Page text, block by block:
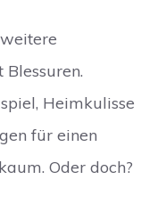
Heimkulisse
für einen
Oder doch?